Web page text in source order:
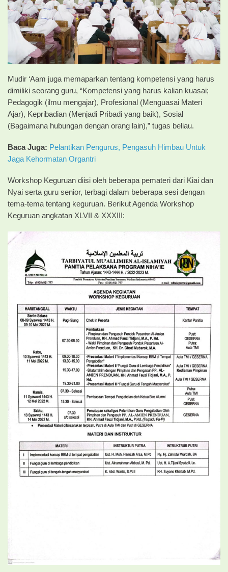
Mudir ‘Aam juga memaparkan tentang kompetensi yang harus
dimiliki seorang guru, “Kompetensi yang harus kalian kuasai;
Pedagogik (ilmu mengajar), Profesional (Menguasai Materi
Ajar), Kepribadian (Menjadi Pribadi yang baik), Sosial
(Bagaimana hubungan dengan orang lain),” tugas beliau.
Baca Juga: Pelantikan Pengurus, Pengasuh Himbau Untuk
Jaga Kehormatan Organtri
Workshop Keguruan diisi oleh beberapa pemateri dari Kiai dan
Nyai serta guru senior, terbagi dalam beberapa sesi dengan
tema-tema tentang keguruan. Berikut Agenda Workshop
Keguruan angkatan XLVII & XXXIII: